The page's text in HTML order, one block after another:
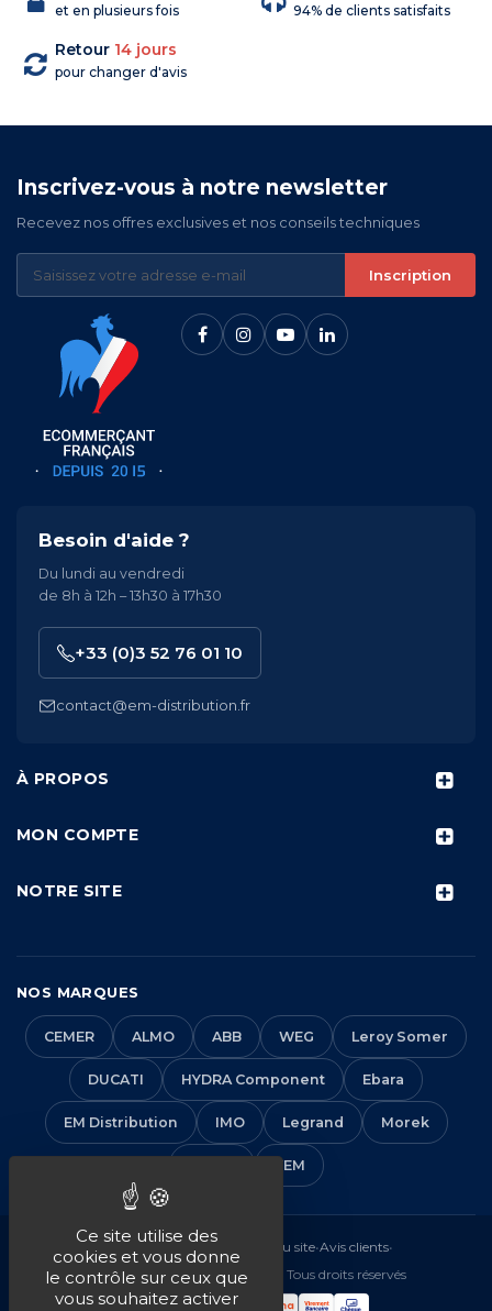
et en plusieurs fois 94% de clients satisfaits
Retour 14 jours
pour changer d'avis
Inscrivez-vous à notre newsletter
Recevez nos offres exclusives et nos conseils techniques
Inscription
À PROPOS
MON COMPTE
NOTRE SITE
Besoin d'aide ?
Du lundi au vendredi
de 8h à 12h – 13h30 à 17h30
+33 (0)3 52 76 01 10
contact@em-distribution.fr
NOS MARQUES
CEMER ALMO ABB WEG Leroy Somer
DUCATI HYDRA Component Ebara
EM Distribution IMO Legrand Morek
VEM
Mentions légales•CGV Plan du site•Avis clients•
© 2016-2026 EM Distribution - Tous droits réservés
Ce site utilise des
cookies et vous donne
le contrôle sur ceux que
vous souhaitez activer